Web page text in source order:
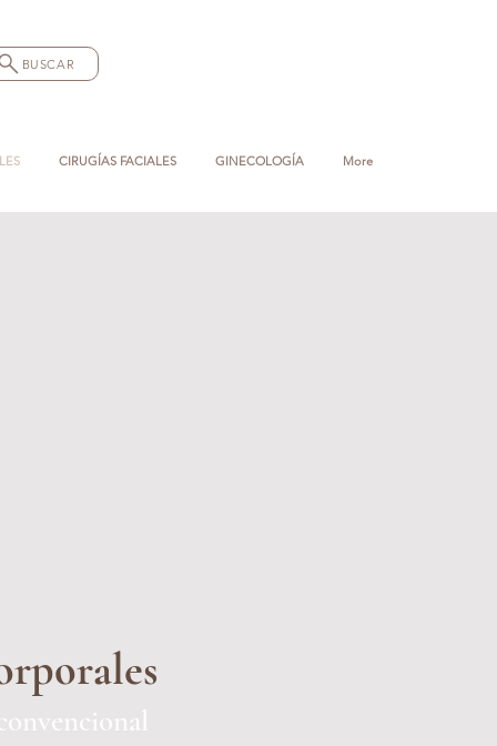
CIRUGÍAS FACIALES GINECOLOGÍA More
BUSCAR